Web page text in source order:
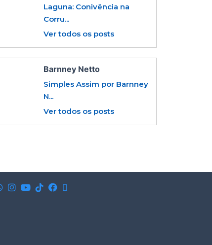
Laguna: Conivência na
Corru...
Ver todos os posts
Barnney Netto
Simples Assim por Barnney
N...
Ver todos os posts